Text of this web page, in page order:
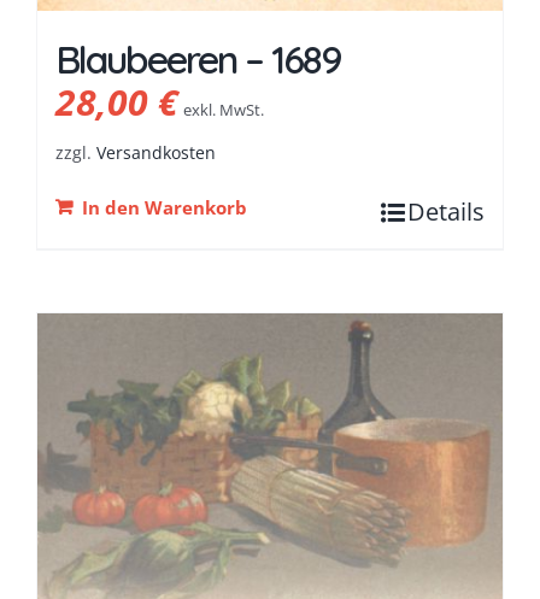
Blaubeeren – 1689
28,00€ exkl. MwSt.
zzgl. Versandkosten
In den Warenkorb Details